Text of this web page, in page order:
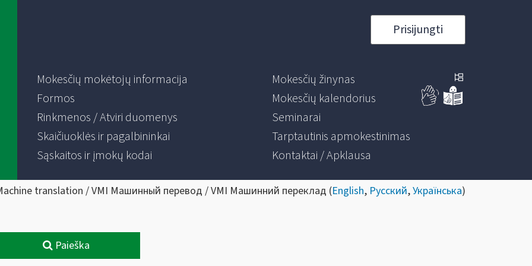
Prisijungti
Mokesčių mokėtojų informacija
Formos
Rinkmenos / Atviri duomenys
Skaičiuoklės ir pagalbininkai
Sąskaitos ir įmokų kodai
Mokesčių žinynas
Mokesčių kalendorius
Seminarai
Tarptautinis apmokestinimas
Kontaktai / Apklausa
translation / VMI Машинный перевод / VMI Машинний переклад (English, Русский,Українська)
Paieška